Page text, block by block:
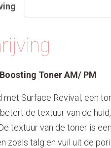
Toner AM/ PM
met Surface Revival, een
de textuur van de
textuur van de toner is
zoals talg en vuil uit de